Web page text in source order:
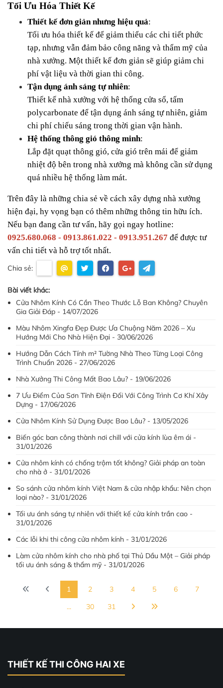
Tối Ưu Hóa Thiết Kế
Thiết kế đơn giản nhưng hiệu quả:
Tối ưu hóa thiết kế để giảm thiểu các chi tiết phức
tạp, nhưng vẫn đảm bảo công năng và thẩm mỹ của
nhà xưởng. Một thiết kế đơn giản sẽ giúp giảm chi
phí vật liệu và thời gian thi công.
Tận dụng ánh sáng tự nhiên:
Thiết kế nhà xưởng với hệ thống cửa sổ, tấm
polycarbonate để tận dụng ánh sáng tự nhiên, giảm
chi phí chiếu sáng trong thời gian vận hành.
Hệ thống thông gió thông minh:
Lắp đặt quạt thông gió, cửa gió trên mái để giảm
nhiệt độ bên trong nhà xưởng mà không cần sử dụng
quá nhiều hệ thống làm mát.
Trên đây là những chia sẻ về cách xây dựng nhà xưởng
hiện đại, hy vọng bạn có thêm những thông tin hữu ích.
0925.680.068 - 0913.861.022 - 0913.951.267 để được tư
vấn chi tiết và hỗ trợ tốt nhất.
Chia sẻ:
Bài viết khác:
Cửa Nhôm Kính Có Cần Theo Thước Lỗ Ban Không? Chuyên
Gia Giải Đáp - 14/07/2026
Màu Nhôm Xingfa Đẹp Được Ưa Chuộng Năm 2026 – Xu
Hướng Mới Cho Nhà Hiện Đại - 30/06/2026
Hướng Dẫn Cách Tính m² Tường Nhà Theo Từng Loại Công
Trình Chuẩn 2026 - 27/06/2026
Nhà Xưởng Thi Công Mất Bao Lâu? - 19/06/2026
7 Ưu Điểm Của Sơn Tĩnh Điện Đối Với Công Trình Cơ Khí Xây
Dựng - 17/06/2026
Cửa Nhôm Kính Sử Dụng Được Bao Lâu? - 13/05/2026
Biến góc ban công thành nơi chill với cửa kính lùa êm ái -
31/01/2026
Cửa nhôm kính có chống trộm tốt không? Giải pháp an toàn
cho nhà ở - 31/01/2026
So sánh cửa nhôm kính Việt Nam & cửa nhập khẩu: Nên chọn
loại nào? - 31/01/2026
Tối ưu ánh sáng tự nhiên với thiết kế cửa kính trần cao -
31/01/2026
Các lỗi khi thi công cửa nhôm kính - 31/01/2026
Làm cửa nhôm kính cho nhà phố tại Thủ Dầu Một – Giải pháp
tối ưu ánh sáng & thẩm mỹ - 31/01/2026
1 2 3 4 5 6
7
...
30 31
THIẾT KẾ THI CÔNG HAI XE